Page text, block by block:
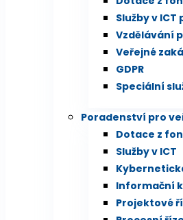
Služby v
Vzdělávání
Veřejné
GDPR
Speciální
Poradenství pro
Dotace z
Služby v ICT
Informační
Projektové